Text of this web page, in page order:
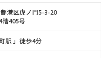
港区虎ノ門5-3-20
405号
駅 」徒歩4分